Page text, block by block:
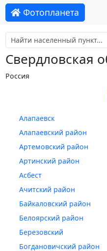
Фотопланета
Свердловская
Россия
Алапаевск
Алапаевский район
Артемовский район
Артинский район
Асбест
Ачитский район
Байкаловский район
Белоярский район
Березовский
Богдановичский район